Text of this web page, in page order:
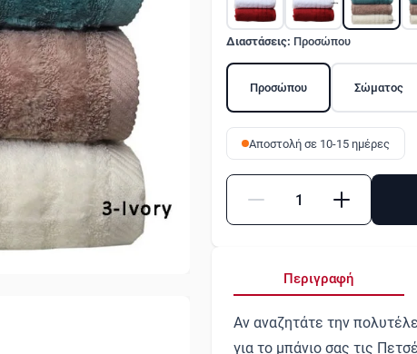
Διαστάσεις: Προσώπου
Προσώπου Σώματος
Αποστολή σε 10-15 ημέρες
Ποσότητα
Περιγραφή
Αν αναζητάτε την
για το μπάνιο σας τις